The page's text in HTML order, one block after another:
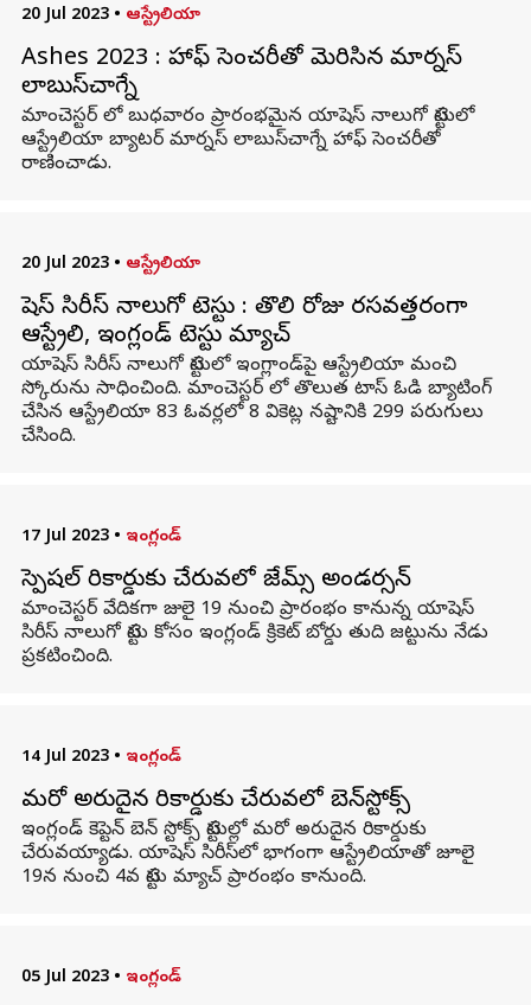
20 Jul 2023 • ఆస్ట్రేలియా
Ashes 2023 : హాఫ్ సెంచరీతో మెరిసిన మార్నస్
లాబుస్‌చాగ్నే
మాంచెస్టర్ లో బుధవారం ప్రారంభమైన యాషెస్ నాలుగో టెస్టులో
ఆస్ట్రేలియా బ్యాటర్ మార్నస్ లాబుస్‌చాగ్నే హాఫ్ సెంచరీతో
రాణించాడు.
20 Jul 2023 • ఆస్ట్రేలియా
యాషెస్ సిరీస్ నాలుగో టెస్టు : తొలి రోజు రసవత్తరంగా
ఆస్ట్రేలియా, ఇంగ్లండ్ టెస్టు మ్యాచ్
యాషెస్ సిరీస్ నాలుగో టెస్టులో ఇంగ్లాండ్‌పై ఆస్ట్రేలియా మంచి
స్కోరును సాధించింది. మాంచెస్టర్ లో తొలుత టాస్ ఓడి బ్యాటింగ్
చేసిన ఆస్ట్రేలియా 83 ఓవర్లలో 8 వికెట్ల నష్టానికి 299 పరుగులు
చేసింది.
17 Jul 2023 • ఇంగ్లండ్
స్పెషల్ రికార్డుకు చేరువలో జేమ్స్ అండర్సన్
మాంచెస్టర్ వేదికగా జులై 19 నుంచి ప్రారంభం కానున్న యాషెస్
సిరీస్ నాలుగో టెస్టు కోసం ఇంగ్లండ్ క్రికెట్ బోర్డు తుది జట్టును నేడు
ప్రకటించింది.
14 Jul 2023 • ఇంగ్లండ్
మరో అరుదైన రికార్డుకు చేరువలో బెన్‌స్టోక్స్
ఇంగ్లండ్ కెప్టెన్ బెన్ స్టోక్స్ టెస్టుల్లో మరో అరుదైన రికార్డుకు
చేరువయ్యాడు. యాషెస్ సిరీస్‌లో భాగంగా ఆస్ట్రేలియాతో జూలై
19న నుంచి 4వ టెస్టు మ్యాచ్ ప్రారంభం కానుంది.
05 Jul 2023 • ఇంగ్లండ్